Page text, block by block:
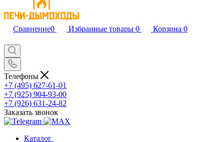
Сравнение0 Избранные товары 0 Корзина 0
Телефоны
+7 (495) 627-61-01
+7 (925) 904-93-00
+7 (926) 631-24-82
Заказать звонок
Каталог